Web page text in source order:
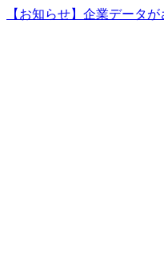
【お知らせ】企業データが